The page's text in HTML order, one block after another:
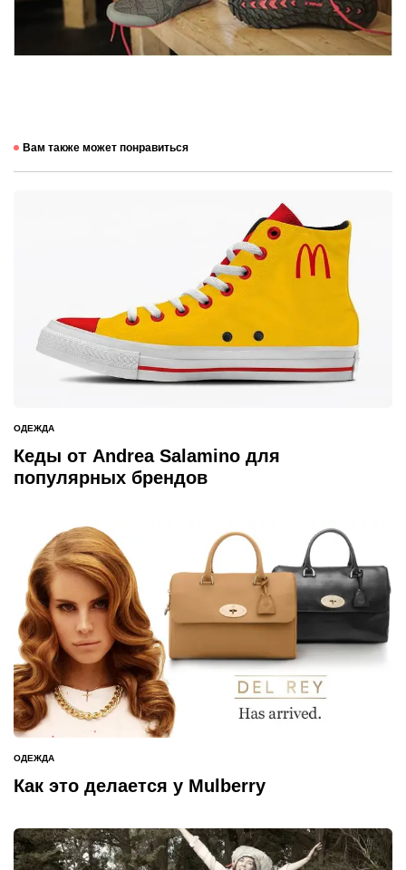
Вам также может понравиться
ОПУБЛИКОВАНО
В
ОДЕЖДА
Кеды от Andrea Salamino для
популярных брендов
ОПУБЛИКОВАНО
В
ОДЕЖДА
Как это делается у Mulberry